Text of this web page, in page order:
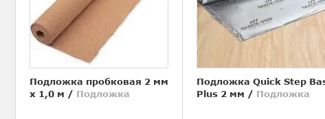
Подложка пробковая 2 мм
х 1,0 м / Подложка
Подложка Quick Step
Plus 2 мм / Подложка